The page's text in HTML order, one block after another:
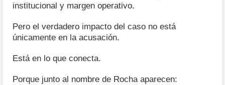
institucional y margen operativo.
Pero el verdadero impacto del caso no está
únicamente en la acusación.
Está en lo que conecta.
Porque junto al nombre de Rocha aparecen: